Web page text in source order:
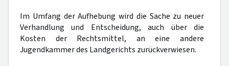
Im Umfang der Aufhebung wird die Sache zu neuer
Verhandlung und Entscheidung, auch über die
Kosten der Rechtsmittel, an eine andere
Jugendkammer des Landgerichts zurückverwiesen.